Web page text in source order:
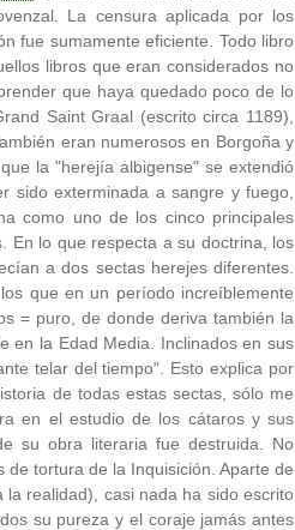
La censura aplicada por los
fue sumamente eficiente. Todo libro
libros que eran considerados no
que haya quedado poco de lo
Saint Graal (escrito circa 1189),
eran numerosos en Borgoña y
la "herejía albigense" se extendió
sido exterminada a sangre y fuego,
como uno de los cinco principales
En lo que respecta a su doctrina, los
a dos sectas herejes diferentes.
que en un período increíblemente
= puro, de donde deriva también la
en la Edad Media. Inclinados en sus
telar del tiempo". Esto explica por
de todas estas sectas, sólo me
en el estudio de los cátaros y sus
su obra literaria fue destruida. No
tortura de la Inquisición. Aparte de
realidad), casi nada ha sido escrito
su pureza y el coraje jamás antes